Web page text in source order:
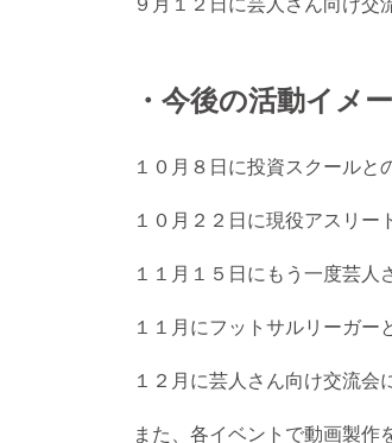
・今後の活動イメ
１０月８日に投資スクールと
１０月２２日に現役アスリー
１１月１５日にもう一度芸人
１１月にフットサルリーガー
１２月に芸人さん向け交流会
また、各イベントで動画製作